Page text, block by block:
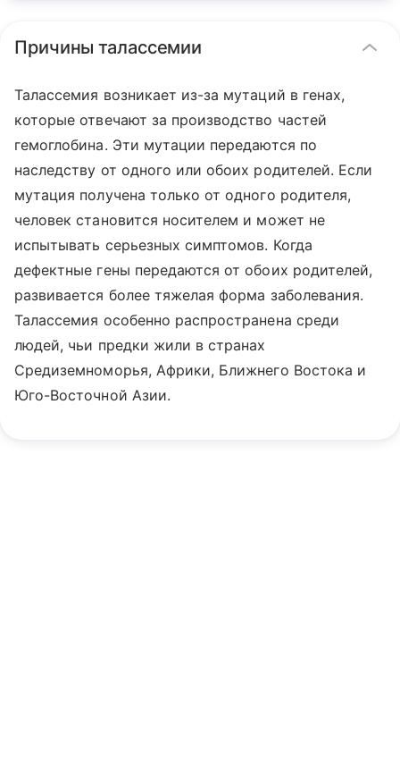
Причины талассемии
Талассемия возникает из-за мутаций в генах,
которые отвечают за производство частей
гемоглобина. Эти мутации передаются по
наследству от одного или обоих родителей. Если
мутация получена только от одного родителя,
человек становится носителем и может не
испытывать серьезных симптомов. Когда
дефектные гены передаются от обоих родителей,
развивается более тяжелая форма заболевания.
Талассемия особенно распространена среди
людей, чьи предки жили в странах
Средиземноморья, Африки, Ближнего Востока и
Юго-Восточной Азии.